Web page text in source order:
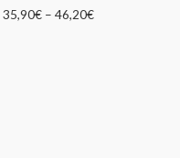
35,90€ – 46,20€